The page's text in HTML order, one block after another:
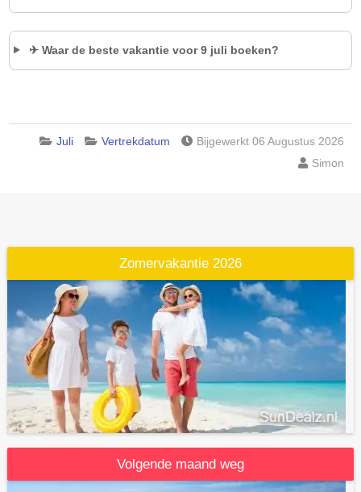
✈ Waar de beste vakantie voor 9 juli boeken?
Juli Vertrekdatum
Bijgewerkt 06 Augustus 2026
Simon
Zomervakantie 2026
Volgende maand weg